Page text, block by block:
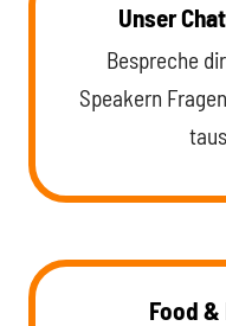
Unser
Bespreche
Speakern
Food